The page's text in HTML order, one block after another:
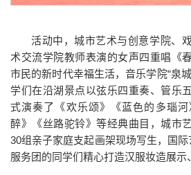
活动中，城市艺术与创意学院、
术交流学院教师表演的女声四重唱《
市民的新时代幸福生活，音乐学院“泉
学们在沿湖景点以弦乐四重奏、管乐
式演奏了《欢乐颂》《蓝色的多瑙
醉》《丝路驼铃》等经典曲目，城市
30组亲子家庭支起画架现场写生，国际
服务团的同学们精心打造汉服妆造展示